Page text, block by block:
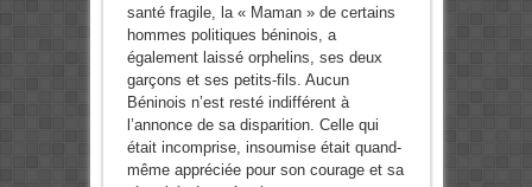
santé fragile, la « Maman » de certains
hommes politiques béninois, a
également laissé orphelins, ses deux
garçons et ses petits-fils. Aucun
Béninois n’est resté indifférent à
l’annonce de sa disparition. Celle qui
était incomprise, insoumise était quand-
même appréciée pour son courage et sa